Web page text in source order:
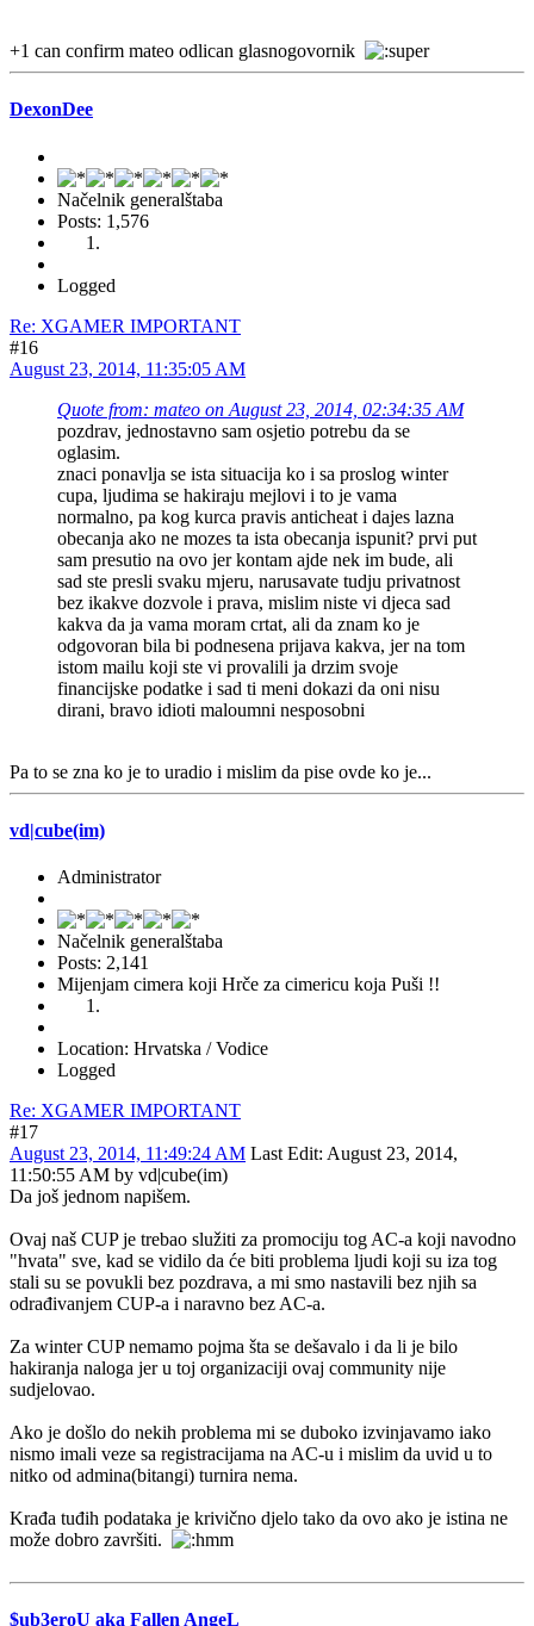
+1 can confirm mateo odlican glasnogovornik
DexonDee
Načelnik generalštaba
Posts: 1,576
Logged
Re: XGAMER IMPORTANT
#16
August 23, 2014, 11:35:05 AM
Quote from: mateo on August 23, 2014, 02:34:35 AM
pozdrav, jednostavno sam osjetio potrebu da se
oglasim.
znaci ponavlja se ista situacija ko i sa proslog winter
cupa, ljudima se hakiraju mejlovi i to je vama
normalno, pa kog kurca pravis anticheat i dajes lazna
obecanja ako ne mozes ta ista obecanja ispunit? prvi put
sam presutio na ovo jer kontam ajde nek im bude, ali
sad ste presli svaku mjeru, narusavate tudju privatnost
bez ikakve dozvole i prava, mislim niste vi djeca sad
kakva da ja vama moram crtat, ali da znam ko je
odgovoran bila bi podnesena prijava kakva, jer na tom
istom mailu koji ste vi provalili ja drzim svoje
financijske podatke i sad ti meni dokazi da oni nisu
dirani, bravo idioti maloumni nesposobni
Pa to se zna ko je to uradio i mislim da pise ovde ko je...
vd|cube(im)
Administrator
Načelnik generalštaba
Posts: 2,141
Mijenjam cimera koji Hrče za cimericu koja Puši !!
Location: Hrvatska / Vodice
Logged
Re: XGAMER IMPORTANT
#17
August 23, 2014, 11:49:24 AM Last Edit: August 23, 2014,
11:50:55 AM by vd|cube(im)
Da još jednom napišem.
Ovaj naš CUP je trebao služiti za promociju tog AC-a koji navodno
"hvata" sve, kad se vidilo da će biti problema ljudi koji su iza tog
stali su se povukli bez pozdrava, a mi smo nastavili bez njih sa
odrađivanjem CUP-a i naravno bez AC-a.
Za winter CUP nemamo pojma šta se dešavalo i da li je bilo
hakiranja naloga jer u toj organizaciji ovaj community nije
sudjelovao.
Ako je došlo do nekih problema mi se duboko izvinjavamo iako
nismo imali veze sa registracijama na AC-u i mislim da uvid u to
nitko od admina(bitangi) turnira nema.
Krađa tuđih podataka je krivično djelo tako da ovo ako je istina ne
može dobro završiti.
$ub3eroU aka Fallen AngeL